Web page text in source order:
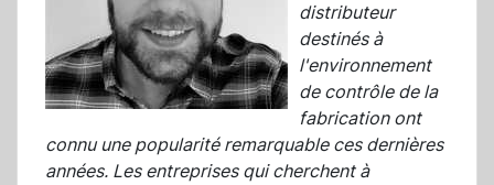
distributeur
destinés à
l'environnement
de contrôle de la
fabrication ont
connu une popularité remarquable ces dernières
années. Les entreprises qui cherchent à